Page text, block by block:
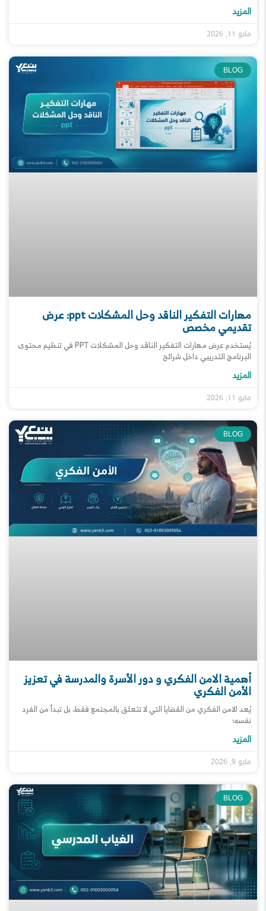
المزيد
مايو 11, 2026
BLOG
مهارات التفكير الناقد وحل المشكلات ppt: عرض
تقديمي مخصص
يُستخدم عرض مهارات التفكير الناقد وحل المشكلات PPT في تنظيم محتوى
البرنامج التدريبي داخل شرائح
المزيد
مايو 11, 2026
BLOG
أهمية الامن الفكري و دور الأسرة والمدرسة في تعزيز
الأمن الفكري
يُعد الامن الفكري من القضايا التي لا تتعلق بالمجتمع فقط، بل تبدأ من الفرد
نفسه؛
المزيد
مايو 9, 2026
BLOG